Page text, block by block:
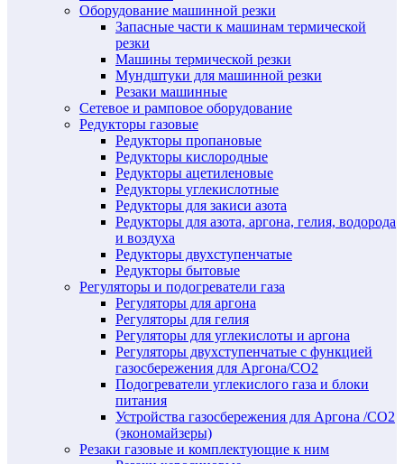
Оборудование машинной резки
Запасные части к машинам термической
резки
Машины термической резки
Мундштуки для машинной резки
Резаки машинные
Сетевое и рамповое оборудование
Редукторы газовые
Редукторы пропановые
Редукторы кислородные
Редукторы ацетиленовые
Редукторы углекислотные
Редукторы для закиси азота
Редукторы для азота, аргона, гелия, водорода
и воздуха
Редукторы двухступенчатые
Редукторы бытовые
Регуляторы и подогреватели газа
Регуляторы для аргона
Регуляторы для гелия
Регуляторы для углекислоты и аргона
Регуляторы двухступенчатые c функцией
газосбережения для Аргона/СО2
Подогреватели углекислого газа и блоки
питания
Устройства газосбережения для Аргона /СО2
(экономайзеры)
Резаки газовые и комплектующие к ним